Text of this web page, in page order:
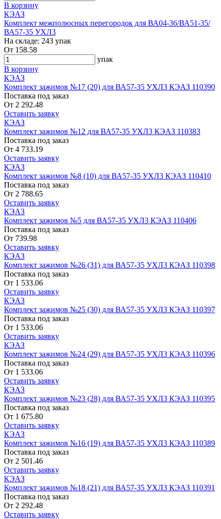
В корзину
КЭАЗ
Комплект межполюсных перегородок для ВА04-36/ВА51-35/
ВА57-35 УХЛ3
На складе: 243 упак
От 158.58
упак
В корзину
КЭАЗ
Комплект зажимов №17 (20) для ВА57-35 УХЛ3 КЭАЗ 110390
Поставка под заказ
От 2 292.48
Оставить заявку
КЭАЗ
Комплект зажимов №12 для ВА57-35 УХЛ3 КЭАЗ 110383
Поставка под заказ
От 4 733.19
Оставить заявку
КЭАЗ
Комплект зажимов №8 (10) для ВА57-35 УХЛ3 КЭАЗ 110410
Поставка под заказ
От 2 788.65
Оставить заявку
КЭАЗ
Комплект зажимов №5 для ВА57-35 УХЛ3 КЭАЗ 110406
Поставка под заказ
От 739.98
Оставить заявку
КЭАЗ
Комплект зажимов №26 (31) для ВА57-35 УХЛ3 КЭАЗ 110398
Поставка под заказ
От 1 533.06
Оставить заявку
КЭАЗ
Комплект зажимов №25 (30) для ВА57-35 УХЛ3 КЭАЗ 110397
Поставка под заказ
От 1 533.06
Оставить заявку
КЭАЗ
Комплект зажимов №24 (29) для ВА57-35 УХЛ3 КЭАЗ 110396
Поставка под заказ
От 1 533.06
Оставить заявку
КЭАЗ
Комплект зажимов №23 (28) для ВА57-35 УХЛ3 КЭАЗ 110395
Поставка под заказ
От 1 675.80
Оставить заявку
КЭАЗ
Комплект зажимов №16 (19) для ВА57-35 УХЛ3 КЭАЗ 110389
Поставка под заказ
От 2 501.46
Оставить заявку
КЭАЗ
Комплект зажимов №18 (21) для ВА57-35 УХЛ3 КЭАЗ 110391
Поставка под заказ
От 2 292.48
Оставить заявку